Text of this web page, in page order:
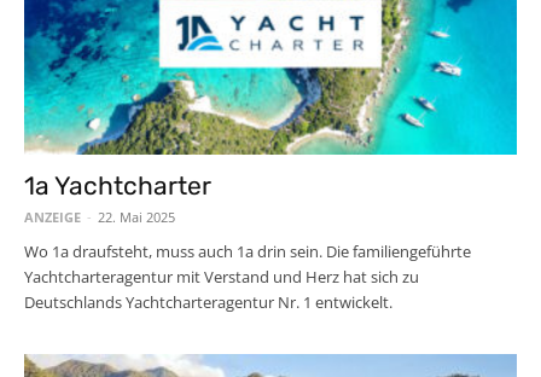
1a Yachtcharter
ANZEIGE - 22. Mai 2025
Wo 1a draufsteht, muss auch 1a drin sein. Die familiengeführte
Yachtcharteragentur mit Verstand und Herz hat sich zu
Deutschlands Yachtcharteragentur Nr. 1 entwickelt.